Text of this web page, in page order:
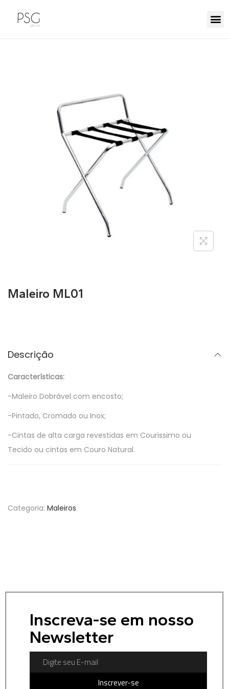
Maleiro ML01
Descrição
Características:
-Maleiro Dobrável com encosto;
-Pintado, Cromado ou Inox;
-Cintas de alta carga revestidas em Courissimo ou
Tecido ou cintas em Couro Natural.
Categoria: Maleiros
Inscreva-se em nosso
Newsletter
Inscrever-se